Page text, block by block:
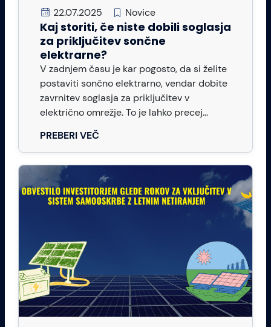
22.07.2025 Novice
Kaj storiti, če niste dobili soglasja
za priključitev sončne
elektrarne?
V zadnjem času je kar pogosto, da si želite
postaviti sončno elektrarno, vendar dobite
zavrnitev soglasja za priključitev v
električno omrežje. To je lahko precej...
PREBERI VEČ